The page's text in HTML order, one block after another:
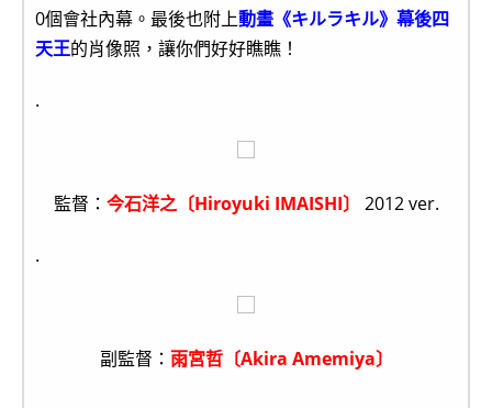
0個會社內幕。最後也附上動畫《キルラキル》幕後四
天王的肖像照，讓你們好好瞧瞧！
.
監督： 今石洋之〔Hiroyuki IMAISHI〕 2012 ver.
.
副監督： 雨宮哲〔Akira Amemiya〕